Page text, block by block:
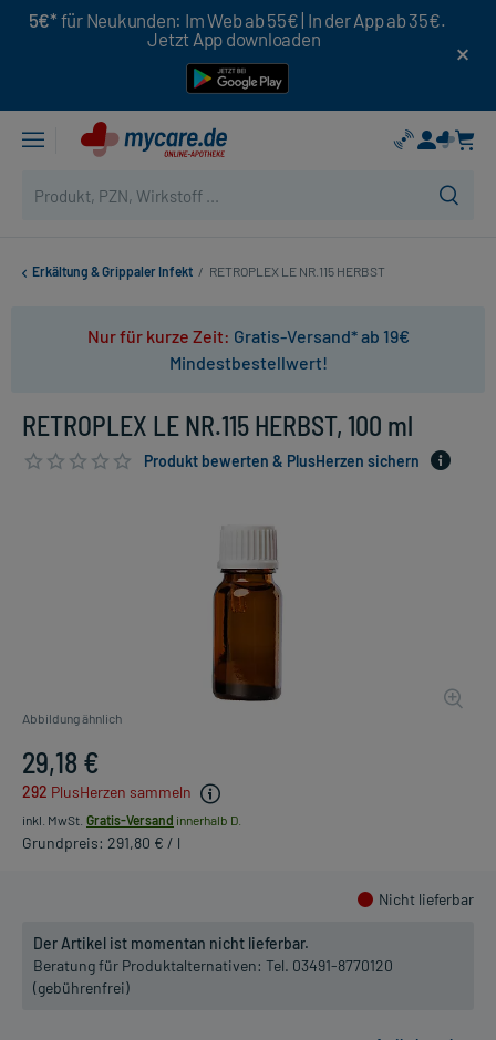
5€* für Neukunden: Im Web ab 55€ | In der App ab 35€.
Jetzt App downloaden
Erkältung & Grippaler Infekt / RETROPLEX LE NR.115 HERBST
Nur für kurze Zeit: Gratis-Versand* ab 19€
Mindestbestellwert!
RETROPLEX LE NR.115 HERBST, 100 ml
Produkt bewerten & PlusHerzen sichern
Abbildung ähnlich
29,18 €
292 PlusHerzen sammeln
inkl. MwSt. Gratis-Versand innerhalb D.
Grundpreis: 291,80 € / l
Nicht lieferbar
Der Artikel ist momentan nicht lieferbar.
Beratung für Produktalternativen: Tel. 03491-8770120
(gebührenfrei)